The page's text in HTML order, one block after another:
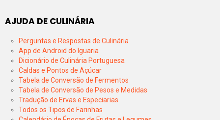
AJUDA DE CULINÁRIA
Perguntas e Respostas de Culinária
App de Android do Iguaria
Dicionário de Culinária Portuguesa
Caldas e Pontos de Açúcar
Tabela de Conversão de Fermentos
Tabela de Conversão de Pesos e Medidas
Tradução de Ervas e Especiarias
Todos os Tipos de Farinhas